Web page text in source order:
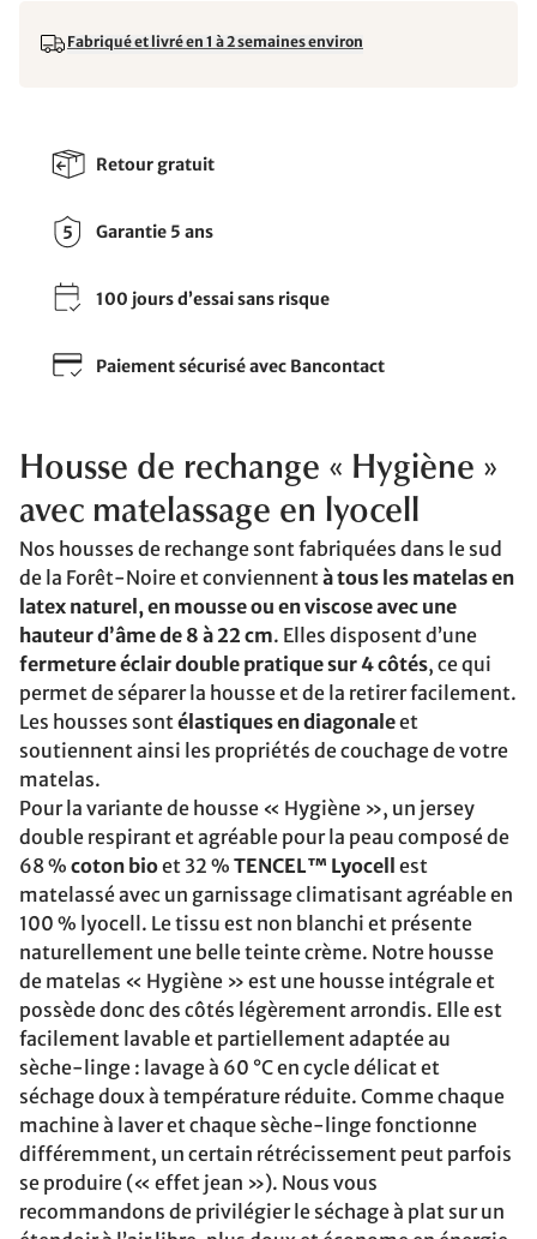
Fabriqué et livré en 1 à 2 semaines environ
Retour gratuit
Garantie 5 ans
100 jours d’essai sans risque
Paiement sécurisé avec Bancontact
Housse de rechange « Hygiène »
avec matelassage en lyocell
Nos housses de rechange sont fabriquées dans le sud
de la Forêt-Noire et conviennentà tous les matelas en
latex naturel, en mousse ou en viscose avec une
hauteur d’âme de 8 à 22 cm. Elles disposent d’une
fermeture éclair double pratique sur 4 côtés, ce qui
permet de séparer la housse et de la retirer facilement.
Les housses sontélastiques en diagonaleet
soutiennent ainsi les propriétés de couchage de votre
matelas.
Pour la variante de housse « Hygiène », un jersey
double respirant et agréable pour la peau composé de
68 % coton bioet 32 % TENCEL™ Lyocell
est
matelassé avec un garnissage climatisant agréable en
100 % lyocell. Le tissu est non blanchi et présente
naturellement une belle teinte crème. Notre housse
de matelas « Hygiène » est une housse intégrale et
possède donc des côtés légèrement arrondis. Elle est
facilement lavable et partiellement adaptée au
sèche-linge : lavage à 60 °C en cycle délicat et
séchage doux à température réduite. Comme chaque
machine à laver et chaque sèche-linge fonctionne
différemment, un certain rétrécissement peut parfois
se produire (« effet jean »). Nous vous
recommandons de privilégier le séchage à plat sur un